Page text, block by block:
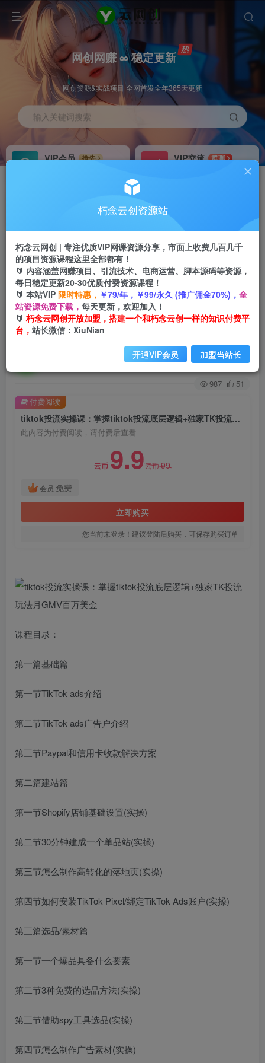
网创网赚 ∞ 稳定更新
网创资源&实战项目 全网首发全年365天更新
输入关键词搜索
VIP会员
抢先
VIP交流
群聊
研究探讨更多创业项目路子。
会员专属推广链接
四导航 导航
APP下载
GO
首页 创业课程 会员免费 正文
tiktok投流实操课：掌握tiktok投流底层逻辑+独家
TK投流玩法月GMV百万美金
关注 私信
987 51
tiktok投流实操课：掌握tiktok投流底层逻辑+独家TK投流玩法月GMV百万美金
此内容为付费阅读，请付费后查看
云币 9.9云币99
会员 免费
立即购买
您当前未登录！建议登陆后购买，可保存购买订单
付费阅读
课程目录：
第一篇基础篇
第一节TikTok ads介绍
第二节TikTok ads广告户介绍
第三节Paypal和信用卡收款解决方案
第二篇建站篇
第一节Shopify店铺基础设置(实操)
第二节30分钟建成一个单品站(实操)
第三节怎么制作高转化的落地页(实操)
第四节如何安装TikTok Pixel/绑定TikTok Ads账户(实操)
第三篇选品/素材篇
第一节一个爆品具备什么要素
第二节3种免费的选品方法(实操)
第三节借助spy工具选品(实操)
第四节怎么制作广告素材(实操)
朽念云创资源站
朽念云网创 | 专注优质VIP网课资源分享，市面上收费几百几千
的项目资源课程这里全部都有！
🔰 内容涵盖网赚项目、引流技术、电商运营、脚本源码等资源，
每日稳定更新20-30优质付费资源课程！
🔰 本站VIP 限时特惠， ￥79/年，￥99/永久 (推广佣金70%)， 全
站资源免费下载， 每天更新，欢迎加入！
🔰 朽念云网创开放加盟，搭建一个和朽念云创一样的知识付费平
台， 站长微信：XiuNian__
开通VIP会员 加盟当站长